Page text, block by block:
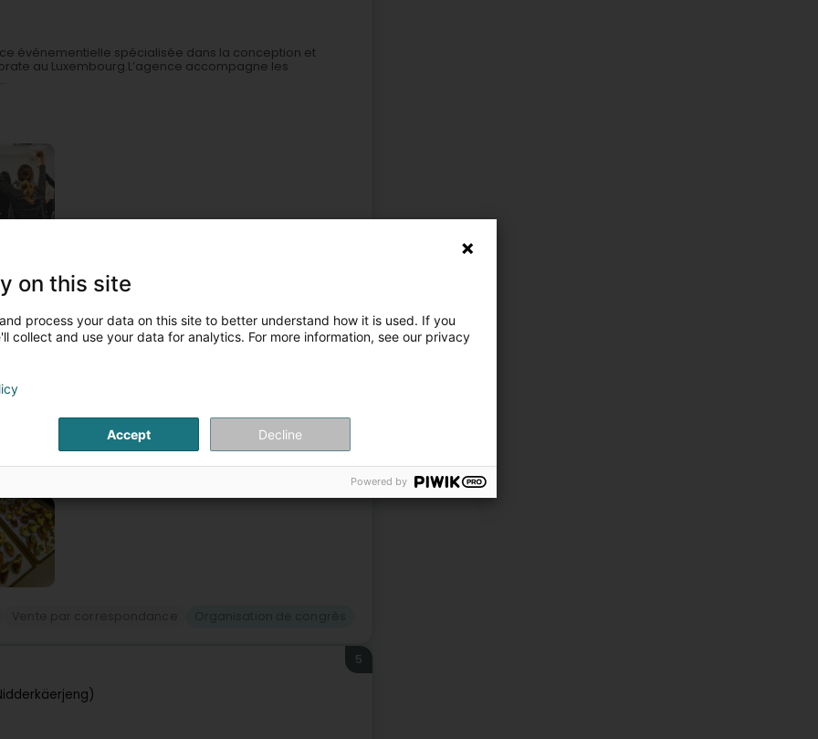
événementielle spécialisée dans la conception et
au Luxembourg.L’agence accompagne les
(Nidderkuer)
d'événements au Luxembourg et dans la Grande
et professionnels : mariages, anniversaires, fêtes
5
on this site
process your data on this site to better understand how it is used. If you
collect and use your data for analytics. For more information, see our privacy
Accept Decline
Powered by